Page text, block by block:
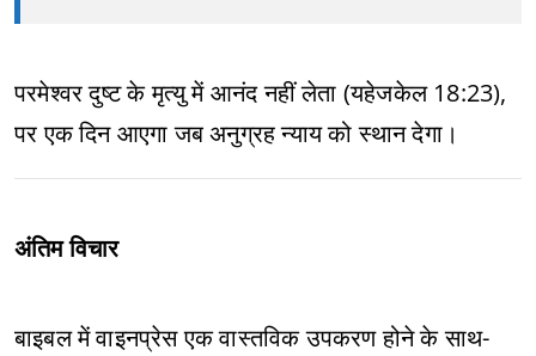
परमेश्वर दुष्ट के मृत्यु में आनंद नहीं लेता (यहेजकेल 18:23),
पर एक दिन आएगा जब अनुग्रह न्याय को स्थान देगा।
अंतिम विचार
बाइबल में वाइनप्रेस एक वास्तविक उपकरण होने के साथ-